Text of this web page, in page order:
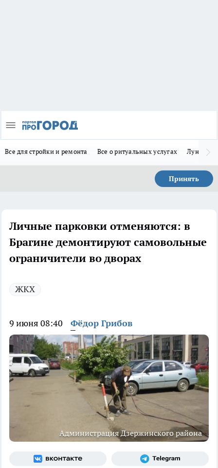
Все для стройки и ремонта Все о ритуальных услугах Лунно-
Принять
Личные парковки отменяются: в
Брагине демонтируют самовольные
ограничители во дворах
ЖКХ
9 июня 08:40 Фёдор Грибов
Администрация Дзержинского района